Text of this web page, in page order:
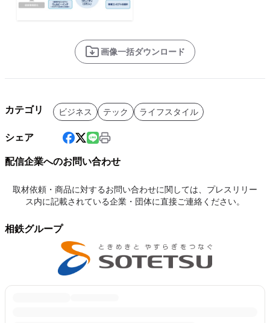
画像一括ダウンロード
カテゴリ ビジネス テック ライフスタイル
シェア
配信企業へのお問い合わせ
取材依頼・商品に対するお問い合わせに関しては、プレスリリー
ス内に記載されている企業・団体に直接ご連絡ください。
相鉄グループ